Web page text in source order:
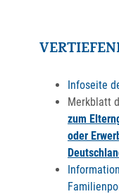
Infoseite
Merkblatt
zum
oder